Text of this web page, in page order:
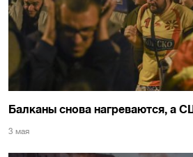
Балканы снова нагреваются, а
3 мая